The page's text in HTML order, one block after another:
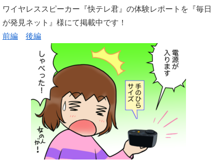
ワイヤレススピーカー『快テレ君』の体験レポートを『毎日
が発見ネット』様にて掲載中です！
前編
後編